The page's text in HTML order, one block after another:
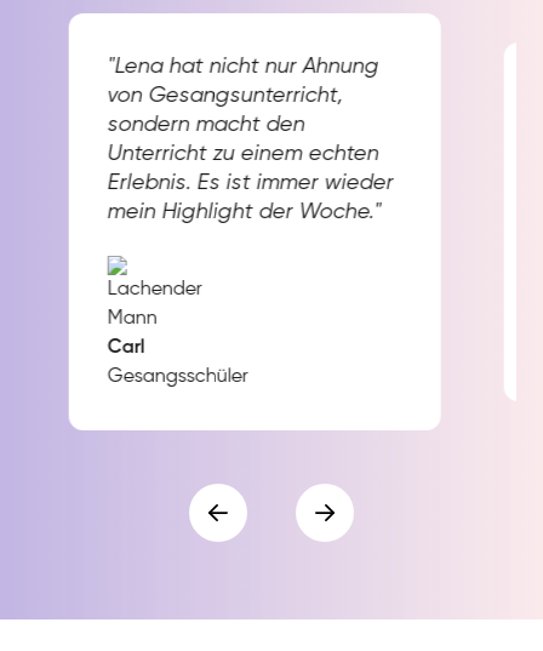
"Lena hat nicht nur Ahnung
von Gesangsunterricht,
sondern macht den
Unterricht zu einem echten
Erlebnis. Es ist immer wieder
mein Highlight der Woche."
Carl
Gesangsschüler